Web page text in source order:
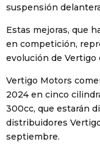
suspensión
Estas mejoras, que
en competición,
evolución de Vertigo
Vertigo Motors
2024 en cinco
300cc, que estarán
distribuidores
septiembre.